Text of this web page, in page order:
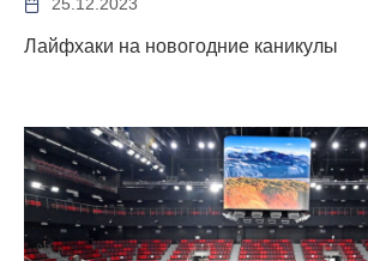
25.12.2023
Лайфхаки на новогодние каникулы